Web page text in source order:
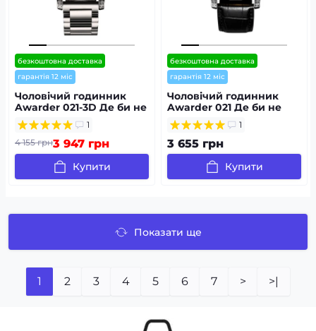
безкоштовна доставка
гарантія 12 міс
Чоловічий годинник
Awarder 021-3D Де би не
був Silver-White Steel
1
4 155 грн3 947 грн
Купити
безкоштовна доставка
гарантія 12 міс
Чоловічий годинник
Awarder 021 Де би не
був Silver-Black
1
3 655 грн
Купити
Показати ще
1 2 3 4 5 6 7 > >|